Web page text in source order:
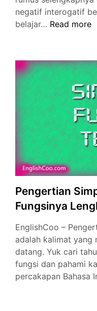
negatif interogatif
belajar… Rumus
Tense
Positif
Negatif
Interogatif
Read more
Pengertian
Fungsinya
EnglishCoo –
adalah kalimat yang
datang. Yuk cari
fungsi dan pahami
percakapan Bahasa